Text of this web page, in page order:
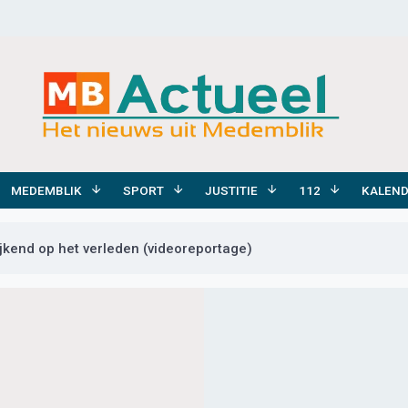
MEDEMBLIK SPORT JUSTITIE 112
op het verleden (videoreportage)